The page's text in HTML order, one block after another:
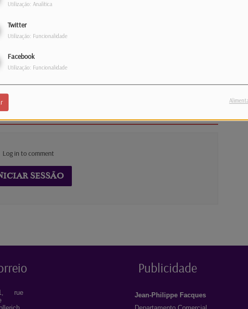
Utilização: Analítica
Twitter
Utilização: Funcionalidade
Facebook
Utilização: Funcionalidade
Marques Mendes à Rádio Latina no seu
da sua candidatura às presidências em
Log in to comment
SESSÃO
rue
Publicidade
Jean-Philippe Facques